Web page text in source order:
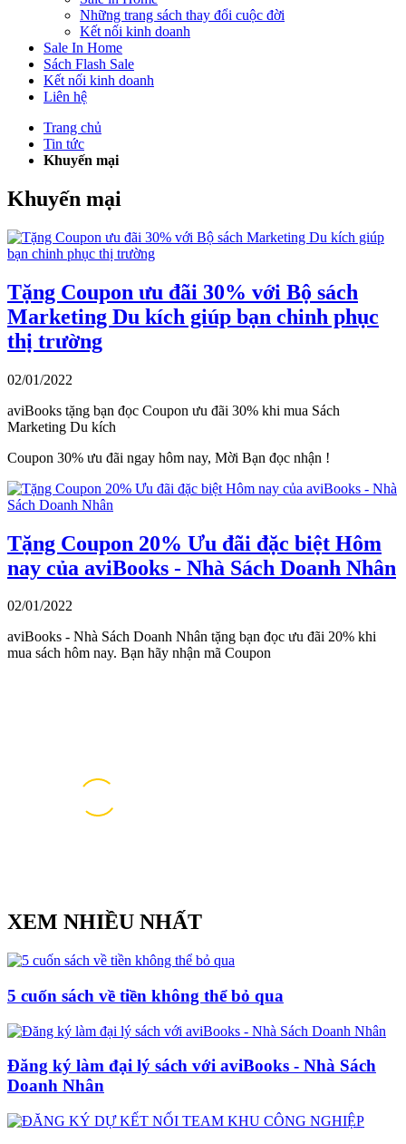
Những trang sách thay đổi cuộc đời
Kết nối kinh doanh
Sale In Home
Sách Flash Sale
Kết nối kinh doanh
Liên hệ
Trang chủ
Tin tức
Khuyến mại
Khuyến mại
Tặng Coupon ưu đãi 30% với Bộ sách
Marketing Du kích giúp bạn chinh phục
thị trường
02/01/2022
aviBooks tặng bạn đọc Coupon ưu đãi 30% khi mua Sách
Marketing Du kích
Coupon 30% ưu đãi ngay hôm nay, Mời Bạn đọc nhận !
Tặng Coupon 20% Ưu đãi đặc biệt Hôm
nay của aviBooks - Nhà Sách Doanh Nhân
02/01/2022
aviBooks - Nhà Sách Doanh Nhân tặng bạn đọc ưu đãi 20% khi
mua sách hôm nay. Bạn hãy nhận mã Coupon
XEM NHIỀU NHẤT
5 cuốn sách về tiền không thể bỏ qua
Đăng ký làm đại lý sách với aviBooks - Nhà Sách
Doanh Nhân